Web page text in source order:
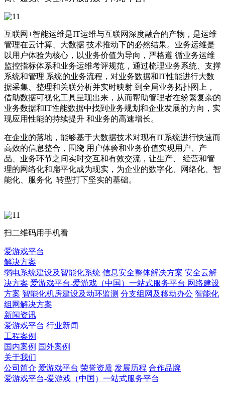
互联网+智能运维是IT运维与互联网深度融合的产物，是运维
管理在云计算、大数据 技术推动下的必然结果。业务运维是
以用户体验为核心，以业务价值为导向，严格遵 循业务运维
监控指标体系和业务运维考评规范，通过梳理业务系统、支撑
系统和管理 系统的业务流程，对业务数据和IT性能进行大数
据采集、整理和关联分析并实时映射 到全局业务拓扑图上，
借助数据可视化工具呈现出来，从而帮助管理者在纷繁复杂的
业务数据和IT性能数据中找到业务规划和企业发展的方向，实
现应用性能的持续提升 和业务的高速增长。
在企业的落地，能够基于大数据技术对现有IT系统进行快速而
高效的信息整合，围绕 用户体验和业务价值实现用户、产
品、业务环节之间实时交互和有效交流，让生产、 经营和管
理的网络化和扁平化成为现实，为企业的数字化、网络化、智
能化、服务化 转型打下坚实的基础。
扫二维码用手机看
爱游戏平台
解决方案
弱电系统建设及智能化系统 信息安全整体解决方案 安全云解
决方案 爱游戏平台-爱游戏（中国）一站式服务平台 网络建设
方案 智能化机房建设及动环监测 分支组网及移动办公 智能化
组网解决方案
新闻资讯
爱游戏平台 行业新闻
工程案例
国内案例 国外案例
关于我们
公司简介 爱游戏平台 荣誉资质 发展历程 合作品牌
爱游戏平台-爱游戏（中国）一站式服务平台